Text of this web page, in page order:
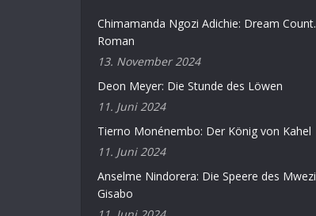
Chimamanda Ngozi Adichie: Dream Count.
Roman
13. November 2024
Deon Meyer: Die Stunde des Löwen
11. Juni 2024
Tierno Monénembo: Der König von Kahel
11. Juni 2024
Anselme Nindorera: Die Speere des Mwezi
Gisabo